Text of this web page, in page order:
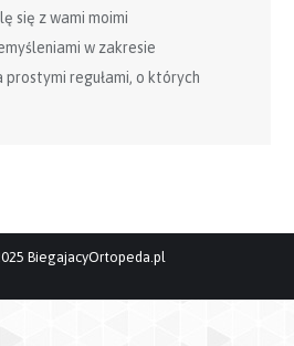
się z wami moimi
w zakresie
regułami, o których
BiegajacyOrtopeda.pl